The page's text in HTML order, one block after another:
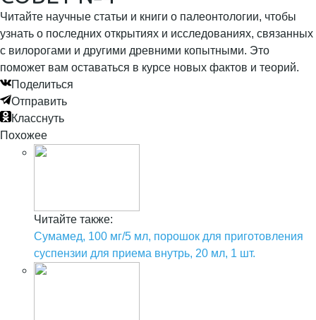
Читайте научные статьи и книги о палеонтологии, чтобы
узнать о последних открытиях и исследованиях, связанных
с вилорогами и другими древними копытными. Это
поможет вам оставаться в курсе новых фактов и теорий.
Поделиться
Отправить
Класснуть
Похожее
Читайте также:
Сумамед, 100 мг/5 мл, порошок для приготовления
суспензии для приема внутрь, 20 мл, 1 шт.